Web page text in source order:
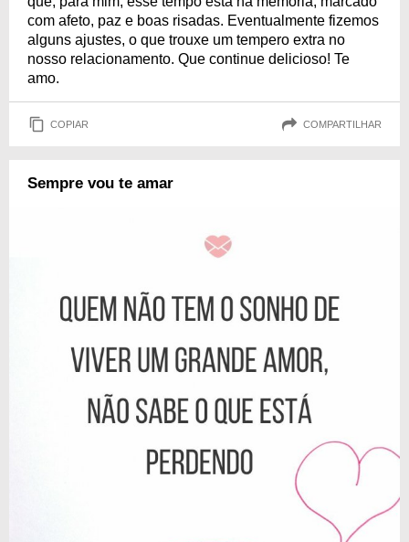
com afeto, paz e boas risadas. Eventualmente fizemos
alguns ajustes, o que trouxe um tempero extra no
nosso relacionamento. Que continue delicioso! Te
amo.
COPIAR COMPARTILHAR
Sempre vou te amar